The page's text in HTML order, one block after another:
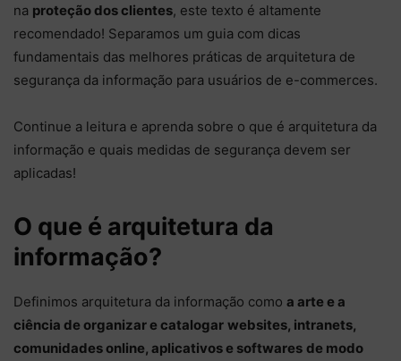
na proteção dos clientes, este texto é altamente
recomendado! Separamos um guia com dicas
fundamentais das melhores práticas de arquitetura de
segurança da informação para usuários de e-commerces.
Continue a leitura e aprenda sobre o que é arquitetura da
informação e quais medidas de segurança devem ser
aplicadas!
O que é arquitetura da
informação?
Definimos arquitetura da informação como a arte e a
ciência de organizar e catalogar websites, intranets,
comunidades online, aplicativos e softwares de modo